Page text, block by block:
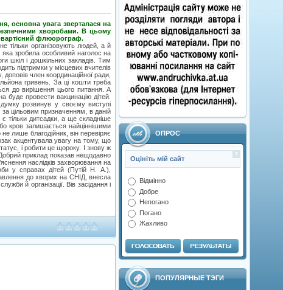
ОПРОС
Оцініть мій сайт
Відмінно
Добре
Непогано
Погано
Жахливо
ПОПУЛЯРНЫЕ ТЭГИ
основна увага зверталася на
хворобами. В цьому
флюорограф.
тільки організовують людей, а й
зробила особливий наголос на
шкіл і дошкільних закладів. Тим
підтримки у місцевих вчителів
член координаційної ради,
гривень. За ці кошти треба
до вирішення цього питання. А
буде провести вакцинацію дітей.
розвинув у своєму виступі
цільовим призначенням, в даній
тільки дитсадки, а ще складніше
кров залишається найціннішими
лише благодійник, він перевіряє
акцентувала увагу на тому, що
і робити це щороку. І знову ж
Добрий приклад показав нещодавно
наслідків захворювання на
у справах дітей (Путій Н. А.),
до хворих на СНІД, внесла
й організації. Вів засідання і